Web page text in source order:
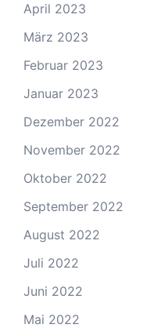
April 2023
März 2023
Februar 2023
Januar 2023
Dezember 2022
November 2022
Oktober 2022
September 2022
August 2022
Juli 2022
Juni 2022
Mai 2022